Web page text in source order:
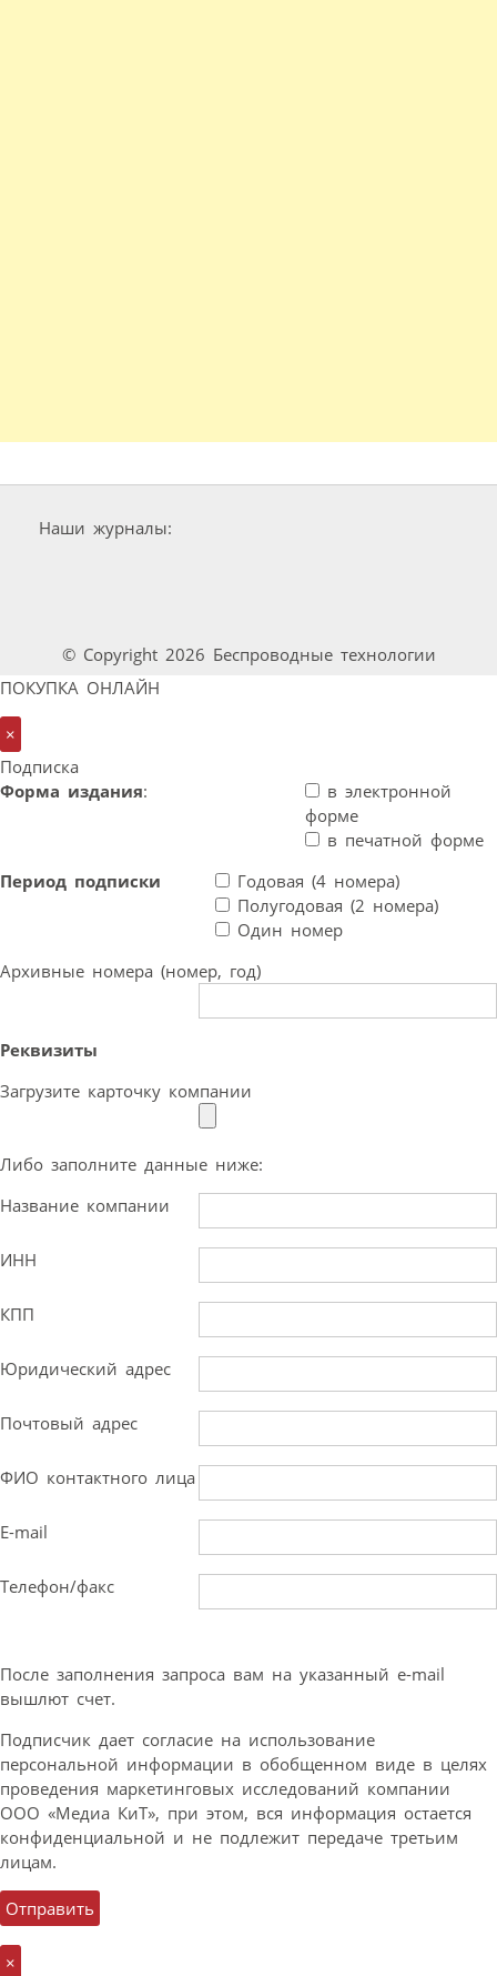
Наши журналы:
© Copyright 2026 Беспроводные технологии
ПОКУПКА ОНЛАЙН
×
Подписка
Форма издания:
в электронной
форме
в печатной форме
Период подписки
Годовая (4 номера)
Полугодовая (2 номера)
Один номер
Архивные номера (номер, год)
Реквизиты
Загрузите карточку компании
Либо заполните данные ниже:
Название компании
ИНН
КПП
Юридический адрес
Почтовый адрес
ФИО контактного лица
E-mail
Телефон/факс
После заполнения запроса вам на указанный e-mail
вышлют счет.
Подписчик дает согласие на использование
персональной информации в обобщенном виде в целях
проведения маркетинговых исследований компании
ООО «Медиа КиТ», при этом, вся информация остается
конфиденциальной и не подлежит передаче третьим
лицам.
×